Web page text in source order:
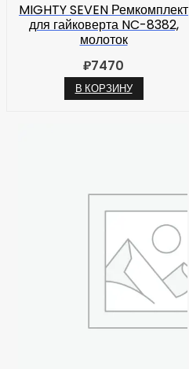
MIGHTY SEVEN Ремкомплект
для гайковерта NC-8382,
молоток
₽7470
В КОРЗИНУ